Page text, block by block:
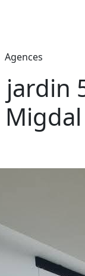
Agences
jardin